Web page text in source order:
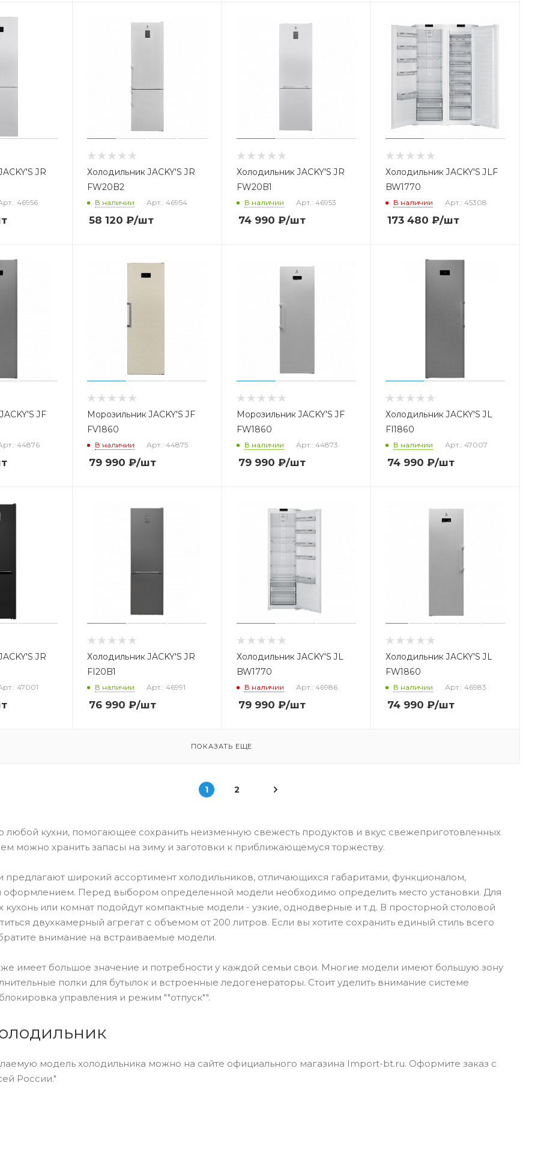
JR
46956
Холодильник JACKY'S JR
FW20B2
В наличии Арт.: 46954
58 120 ₽/шт
Холодильник JACKY'S JR
FW20B1
В наличии Арт.: 46953
74 990 ₽/шт
Холодильник JACKY'S JLF
BW1770
В наличии Арт.: 45308
173 480 ₽/шт
JF
44876
Морозильник JACKY'S JF
FV1860
В наличии Арт.: 44875
79 990 ₽/шт
Морозильник JACKY'S JF
FW1860
В наличии Арт.: 44873
79 990 ₽/шт
Холодильник JACKY'S JL
FI1860
В наличии Арт.: 47007
74 990 ₽/шт
JR
47001
Холодильник JACKY'S JR
FI20B1
В наличии Арт.: 46991
76 990 ₽/шт
Холодильник JACKY'S JL
BW1770
В наличии Арт.: 46986
79 990 ₽/шт
Холодильник JACKY'S JL
FW1860
В наличии Арт.: 46983
74 990 ₽/шт
ПОКАЗАТЬ ЕЩЕ
1 2
любой кухни, помогающее сохранить неизменную свежесть продуктов и вкус свежеприготовленных
можно хранить запасы на зиму и заготовки к приближающемуся торжеству.
предлагают широкий ассортимент холодильников, отличающихся габаритами, функционалом,
оформлением. Перед выбором определенной модели необходимо определить место установки. Для
кухонь или комнат подойдут компактные модели - узкие, однодверные и т.д. В просторной столовой
двухкамерный агрегат с объемом от 200 литров. Если вы хотите сохранить единый стиль всего
внимание на встраиваемые модели.
имеет большое значение и потребности у каждой семьи свои. Многие модели имеют большую зону
полки для бутылок и встроенные ледогенераторы. Стоит уделить внимание системе
управления и режим ""отпуск"".
модель холодильника можно на сайте официального магазина Import-bt.ru. Оформите заказ с
России."